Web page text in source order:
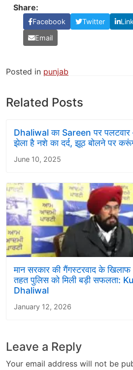
Share:
Facebook Twitter
Email
Posted in punjab
Related Posts
Dhaliwal का Sareen पर पलटवार
झेला है नशे का दर्द, झूठ बोलने पर करूंगा
June 10, 2025
मान सरकार की गैंगस्टरवाद के खिलाफ
तहत पुलिस को मिली बड़ी सफलता:
Dhaliwal
January 12, 2026
Leave a Reply
Your email address will not be